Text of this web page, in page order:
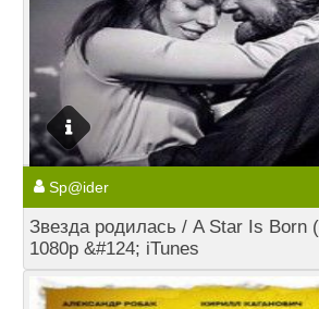
Sp@ider
Звезда родилась / A Star Is Born
1080p &#124; iTunes